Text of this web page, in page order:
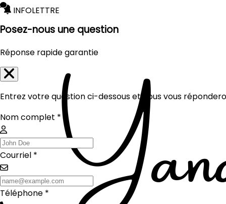
INFOLETTRE
Posez-nous une question
Réponse rapide garantie
Entrez votre question ci-dessous et nous vous
Nom complet *
Courriel *
Téléphone *